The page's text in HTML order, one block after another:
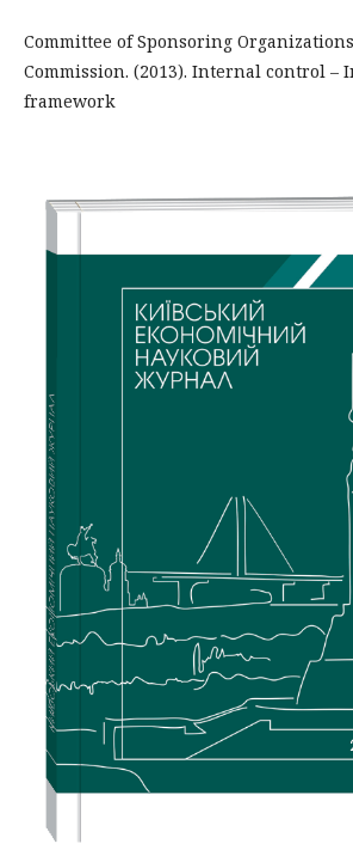
Committee of Sponsoring
Commission. (2013). Internal control –
framework